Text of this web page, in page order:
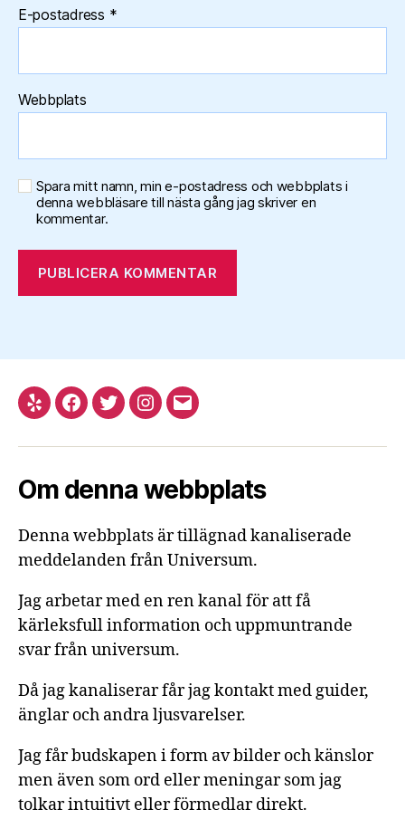
E-postadress *
Webbplats
Spara mitt namn, min e-postadress och webbplats i
denna webbläsare till nästa gång jag skriver en
kommentar.
Yelp Facebook
TwitterInstagram
E-
Om denna webbplats
Denna webbplats är tillägnad kanaliserade
meddelanden från Universum.
Jag arbetar med en ren kanal för att få
kärleksfull information och uppmuntrande
svar från universum.
Då jag kanaliserar får jag kontakt med guider,
änglar och andra ljusvarelser.
Jag får budskapen i form av bilder och känslor
men även som ord eller meningar som jag
tolkar intuitivt eller förmedlar direkt.